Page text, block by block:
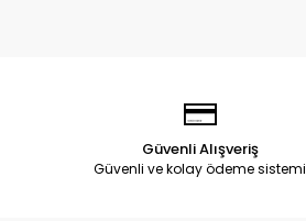
Güvenli Alışveriş
Güvenli ve kolay ödeme sistemi